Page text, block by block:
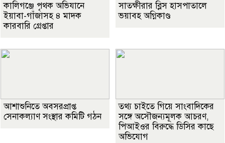
কালিগঞ্জে পৃথক অভিযানে
ইয়াবা-গাঁজাসহ ৪ মাদক
কারবারি গ্রেপ্তার
সাতক্ষীরার ব্লিস হাসপাতালে
ভয়াবহ অগ্নিকাণ্ড
আশাশুনিতে অবসরপ্রাপ্ত
সেনাকল্যাণ সংস্থার কমিটি গঠন
তথ্য চাইতে গিয়ে সাংবাদিকের
সঙ্গে অসৌজন্যমূলক আচরণ,
পিআইওর বিরুদ্ধে ডিসির কাছে
অভিযোগ